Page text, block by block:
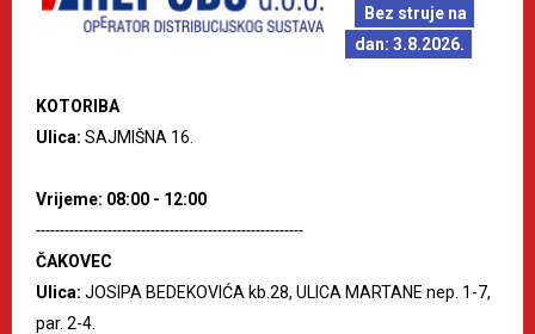
Bez struje na
dan: 3.8.2026.
KOTORIBA
Ulica: SAJMIŠNA 16.
Vrijeme: 08:00 - 12:00
--------------------------------------------------------
ČAKOVEC
Ulica: JOSIPA BEDEKOVIĆA kb.28, ULICA MARTANE nep. 1-7,
par. 2-4.